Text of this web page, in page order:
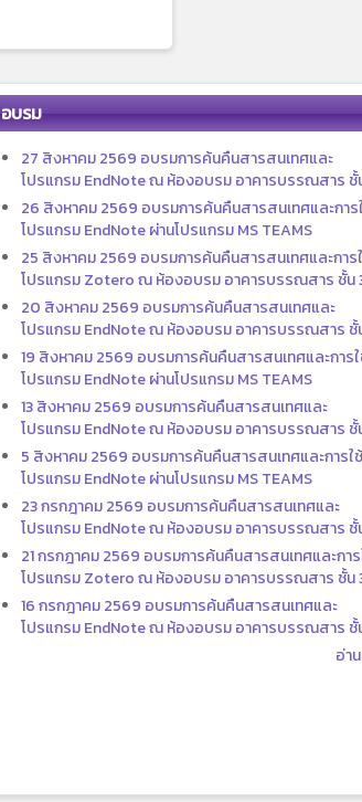
อบรม
27 สิงหาคม 2569 อบรมการค้นคืนสารสนเทศและ
โปรแกรม EndNote ณ ห้องอบรม อาคารบรรณสาร ชั้
26 สิงหาคม 2569 อบรมการค้นคืนสารสนเทศและการ
โปรแกรม EndNote ผ่านโปรแกรม MS TEAMS
25 สิงหาคม 2569 อบรมการค้นคืนสารสนเทศและการ
โปรแกรม Zotero ณ ห้องอบรม อาคารบรรณสาร ชั้น
20 สิงหาคม 2569 อบรมการค้นคืนสารสนเทศและ
โปรแกรม EndNote ณ ห้องอบรม อาคารบรรณสาร ชั้
19 สิงหาคม 2569 อบรมการค้นคืนสารสนเทศและการ
โปรแกรม EndNote ผ่านโปรแกรม MS TEAMS
13 สิงหาคม 2569 อบรมการค้นคืนสารสนเทศและ
โปรแกรม EndNote ณ ห้องอบรม อาคารบรรณสาร ชั้
5 สิงหาคม 2569 อบรมการค้นคืนสารสนเทศและการใช้
โปรแกรม EndNote ผ่านโปรแกรม MS TEAMS
23 กรกฎาคม 2569 อบรมการค้นคืนสารสนเทศและ
โปรแกรม EndNote ณ ห้องอบรม อาคารบรรณสาร ชั้
21 กรกฎาคม 2569 อบรมการค้นคืนสารสนเทศและกา
โปรแกรม Zotero ณ ห้องอบรม อาคารบรรณสาร ชั้น
16 กรกฎาคม 2569 อบรมการค้นคืนสารสนเทศและ
โปรแกรม EndNote ณ ห้องอบรม อาคารบรรณสาร ชั้
อ่า